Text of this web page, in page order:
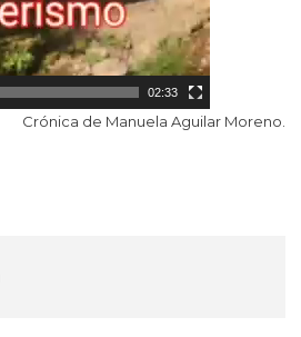
02:33
Crónica de Manuela Aguilar Moreno.